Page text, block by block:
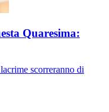
Quaresima:
scorreranno di